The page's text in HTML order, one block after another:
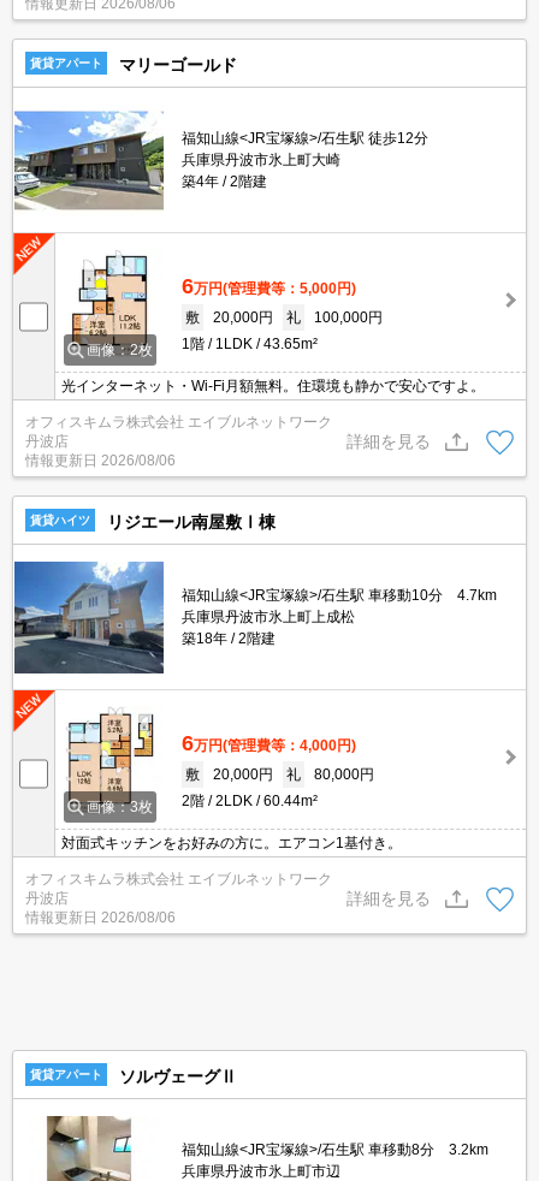
情報更新日 2026/08/06
賃貸アパート マリーゴールド
福知山線<JR宝塚線>/石生駅 徒歩12分
兵庫県丹波市氷上町大崎
築4年
2階建
画像：2枚
6万円(管理費等：5,000円)
敷
20,000円 礼
100,000円
1階
1LDK 43.65m²
光インターネット・Wi-Fi月額無料。住環境も静かで安心ですよ。
オフィスキムラ株式会社 エイブルネットワーク
丹波店
情報更新日 2026/08/06
詳細を見る
賃貸ハイツ リジエール南屋敷Ⅰ棟
福知山線<JR宝塚線>/石生駅 車移動10分 4.7km
兵庫県丹波市氷上町上成松
築18年
2階建
画像：3枚
6万円(管理費等：4,000円)
敷
20,000円 礼
80,000円
2階
2LDK 60.44m²
対面式キッチンをお好みの方に。エアコン1基付き。
オフィスキムラ株式会社 エイブルネットワーク
丹波店
情報更新日 2026/08/06
詳細を見る
賃貸アパート ソルヴェーグⅡ
福知山線<JR宝塚線>/石生駅 車移動8分 3.2km
兵庫県丹波市氷上町市辺